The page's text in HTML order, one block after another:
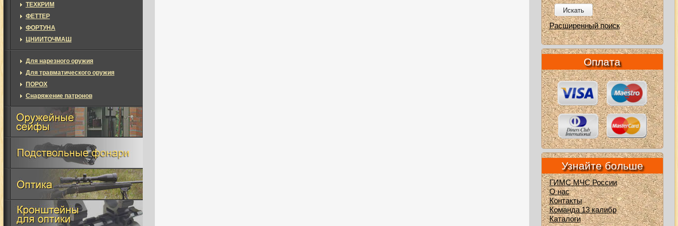
ТЕХКРИМ
ФЕТТЕР
ФОРТУНА
ЦНИИТОЧМАШ
Для нарезного оружия
Для травматического оружия
ПОРОХ
Снаряжение патронов
Искать
Расширенный поиск
Оплата
Узнайте больше
ГИМС МЧС России
О нас
Контакты
Команда 13 калибр
Каталоги